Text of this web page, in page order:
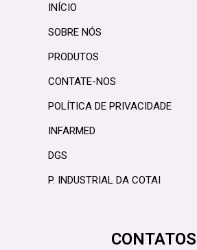
INÍCIO
SOBRE NÓS
PRODUTOS
CONTATE-NOS
POLÍTICA DE PRIVACIDADE
INFARMED
DGS
P. INDUSTRIAL DA COTAI
CONTATOS